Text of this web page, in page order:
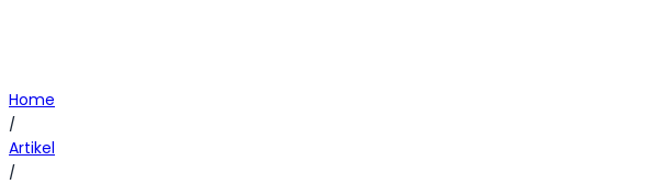
Home
/
Artikel
/